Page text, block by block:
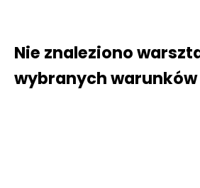
Nie znaleziono
wybranych warunków